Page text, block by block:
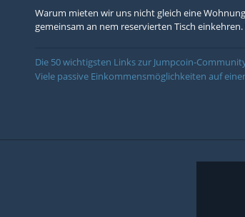
Warum mieten wir uns nicht gleich eine
gemeinsam an nem reservierten Tisch
Die 50 wichtigsten Links zur Jumpcoin-
Viele passive Einkommensmöglichkeiten auf